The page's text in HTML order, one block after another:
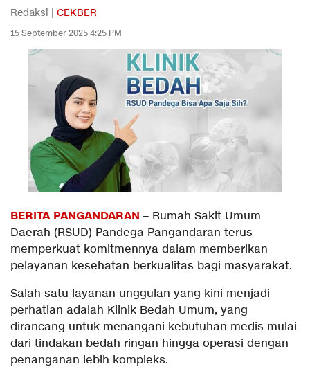
Redaksi | CEKBER
15 September 2025 4:25 PM
BERITA PANGANDARAN – Rumah Sakit Umum
Daerah (RSUD) Pandega Pangandaran terus
memperkuat komitmennya dalam memberikan
pelayanan kesehatan berkualitas bagi masyarakat.
Salah satu layanan unggulan yang kini menjadi
perhatian adalah Klinik Bedah Umum, yang
dirancang untuk menangani kebutuhan medis mulai
dari tindakan bedah ringan hingga operasi dengan
penanganan lebih kompleks.